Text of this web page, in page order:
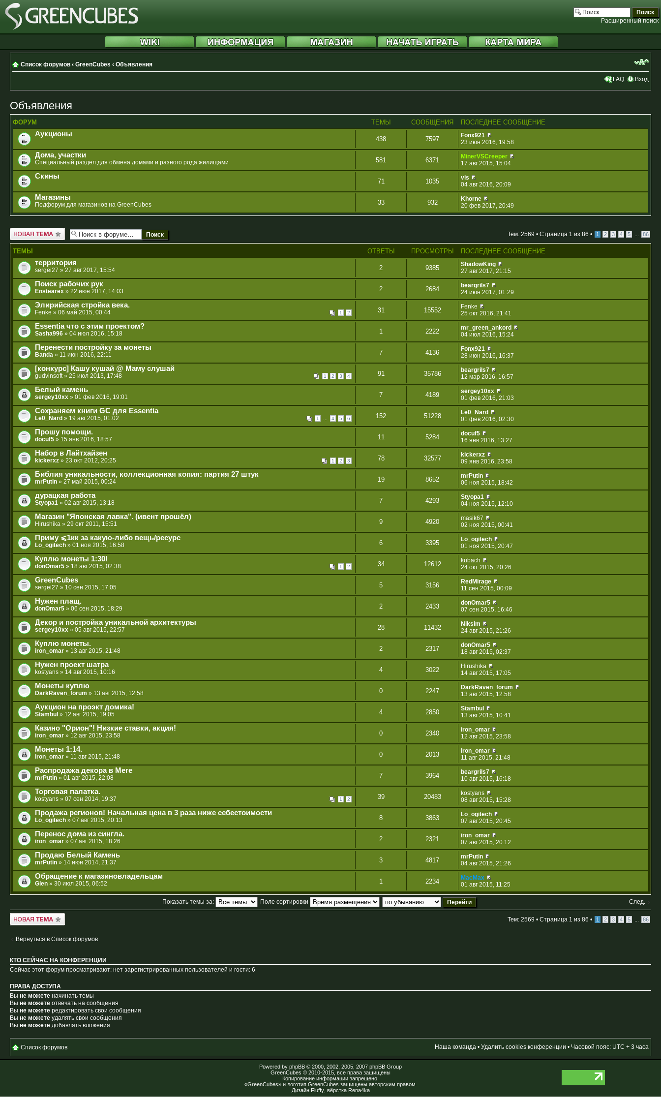
Расширенный поиск
Список форумов ‹ GreenCubes ‹ Объявления
FAQ Вход
Объявления
ФОРУМ ТЕМЫ СООБЩЕНИЯ ПОСЛЕДНЕЕ СООБЩЕНИЕ
Аукционы
438 7597
Fonx921
23 июн 2016, 19:58
Дома, участки
Специальный раздел для обмена домами и разного рода жилищами 581 6371
MinerVSCreeper
17 авг 2015, 15:04
Скины
71 1035
vis
04 авг 2016, 20:09
Магазины
Подфорум для магазинов на GreenCubes 33 932
Khorne
20 фев 2017, 20:49
Новая тема Тем: 2569 • Страница 1 из 86 • 1 2 3 4 5 ... 86
ТЕМЫ ОТВЕТЫ ПРОСМОТРЫ ПОСЛЕДНЕЕ СООБЩЕНИЕ
территория
sergei27 » 27 авг 2017, 15:54 2 9385
ShadowKing
27 авг 2017, 21:15
Поиск рабочих рук
Enstearex » 22 июн 2017, 14:03 2 2684
beargrils7
24 июн 2017, 01:29
Элирийская стройка века.
1 2
Fenke » 06 май 2015, 00:44 31 15552
Fenke
25 окт 2016, 21:41
Essentia что с этим проектом?
Sasha996 » 04 июл 2016, 15:18 1 2222
mr_green_ankord
04 июл 2016, 15:24
Перенести постройку за монеты
Banda » 11 июн 2016, 22:11 7 4136
Fonx921
28 июн 2016, 16:37
[конкурс] Кашу кушай @ Маму слушай
1 2 3 4
gudvinsoft» 25 июл 2013, 17:48 91 35786
beargrils7
12 мар 2016, 16:57
Белый камень
sergey10xx » 01 фев 2016, 19:01 7 4189
sergey10xx
01 фев 2016, 21:03
Сохраняем книги GC для Essentia
1 4 5 6
Le0_Nard » 19 авг 2015, 01:02 152 51228
Le0_Nard
01 фев 2016, 02:30
Прошу помощи.
docuf5 » 15 янв 2016, 18:57 11 5284
docuf5
16 янв 2016, 13:27
Набор в Лайтхайзен
1 2 3
kickerxz » 23 окт 2012, 20:25 78 32577
kickerxz
09 янв 2016, 23:58
Библия уникальности, коллекционная копия: партия 27 штук
mrPutin » 27 май 2015, 00:24 19 8652
mrPutin
06 ноя 2015, 18:42
дурацкая работа
Styopa1 » 02 авг 2015, 13:18 7 4293
Styopa1
04 ноя 2015, 12:10
Магазин "Японская лавка". (ивент прошёл)
Hirushika » 29 окт 2011, 15:51 9 4920
masik67
02 ноя 2015, 00:41
Приму ⩽1кк за какую-либо вещь/ресурс
Lo_ogitech » 01 ноя 2015, 16:58 6 3395
Lo_ogitech
01 ноя 2015, 20:47
Куплю монеты 1:30!
1 2
donOmar5 » 18 авг 2015, 02:38 34 12612
kubach
24 окт 2015, 20:26
GreenCubes
sergei27 » 10 сен 2015, 17:05 5 3156
RedMirage
11 сен 2015, 00:09
Нужен плащ.
donOmar5 » 06 сен 2015, 18:29 2 2433
donOmar5
07 сен 2015, 16:46
Декор и постройка уникальной архитектуры
sergey10xx » 05 авг 2015, 22:57 28 11432
Niksim
24 авг 2015, 21:26
Куплю монеты.
iron_omar » 13 авг 2015, 21:48 2 2317
donOmar5
18 авг 2015, 02:37
Нужен проект шатра
kostyans » 14 авг 2015, 10:16 4 3022
Hirushika
14 авг 2015, 17:05
Монеты куплю
DarkRaven_forum » 13 авг 2015, 12:58 0 2247
DarkRaven_forum
13 авг 2015, 12:58
Аукцион на проэкт домика!
Stambul » 12 авг 2015, 19:05 4 2850
Stambul
13 авг 2015, 10:41
Казино "Орион"! Низкие ставки, акция!
iron_omar » 12 авг 2015, 23:58 0 2340
iron_omar
12 авг 2015, 23:58
Монеты 1:14.
iron_omar » 11 авг 2015, 21:48 0 2013
iron_omar
11 авг 2015, 21:48
Распродажа декора в Меге
mrPutin » 01 авг 2015, 22:08 7 3964
beargrils7
10 авг 2015, 16:18
Торговая палатка.
1 2
kostyans » 07 сен 2014, 19:37 39 20483
kostyans
08 авг 2015, 15:28
Продажа регионов! Начальная цена в 3 раза ниже себестоимости
Lo_ogitech » 07 авг 2015, 20:13 8 3863
Lo_ogitech
07 авг 2015, 20:45
Перенос дома из сингла.
iron_omar » 07 авг 2015, 18:26 2 2321
iron_omar
07 авг 2015, 20:12
Продаю Белый Камень
mrPutin » 14 июн 2014, 21:37 3 4817
mrPutin
04 авг 2015, 21:26
Обращение к магазиновладельцам
Glen » 30 июл 2015, 06:52 1 2234
MacMax
01 авг 2015, 11:25
След.
Показать темы за: Поле сортировки
Новая тема Тем: 2569 • Страница 1 из 86 • 1 2 3 4 5 ... 86
Вернуться в Список форумов
КТО СЕЙЧАС НА КОНФЕРЕНЦИИ
Сейчас этот форум просматривают: нет зарегистрированных пользователей и гости: 6
ПРАВА ДОСТУПА
Вы не можете начинать темы
Вы не можете отвечать на сообщения
Вы не можете редактировать свои сообщения
Вы не можете удалять свои сообщения
Вы не можете добавлять вложения
Список форумов Наша команда • Удалить cookies конференции • Часовой пояс: UTC + 3 часа
Powered by phpBB © 2000, 2002, 2005, 2007 phpBB Group
GreenCubes © 2010-2015, все права защищены
Копирование информации запрещено.
«GreenCubes» и логотип GreenCubes защищены авторским правом.
Дизайн Fluffy, вёрстка Rena4ka